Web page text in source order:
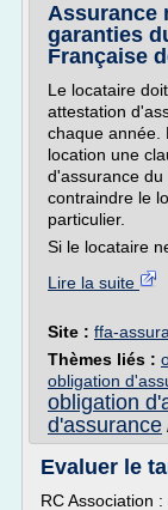
Assurance
garanties
Française
Le locataire
attestation
chaque année.
location une
d'assurance
contraindre le
particulier.
Si le locataire
Lire la suite
Site : ffa-
Thèmes liés :
obligation
obligation
d'assurance
Evaluer le
RC Association